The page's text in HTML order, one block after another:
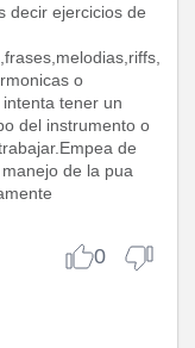
decir ejercicios de
o
tener un
del instrumento o
de
de la pua
0